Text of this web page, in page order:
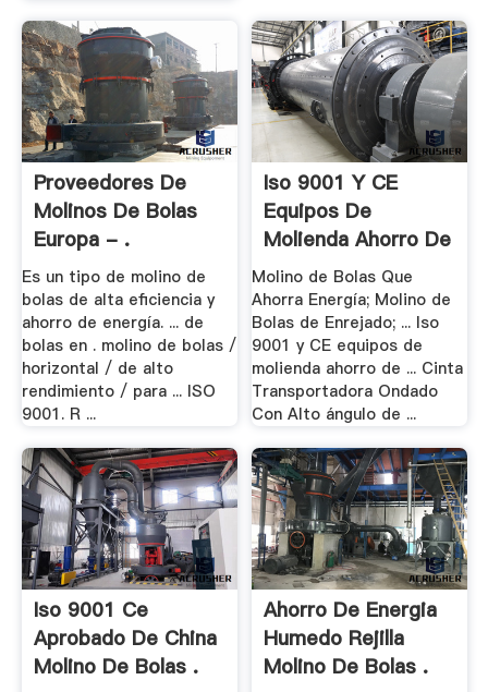
Proveedores De
Molinos De Bolas
Europa - .
Es un tipo de molino de
bolas de alta eficiencia y
ahorro de energía. ... de
bolas en . molino de bolas /
horizontal / de alto
rendimiento / para ... ISO
9001. R ...
Iso 9001 Y CE
Equipos De
Molienda Ahorro De
.
Molino de Bolas Que
Ahorra Energía; Molino de
Bolas de Enrejado; ... Iso
9001 y CE equipos de
molienda ahorro de ... Cinta
Transportadora Ondado
Con Alto ángulo de ...
Iso 9001 Ce
Aprobado De China
Molino De Bolas .
Ahorro De Energia
Humedo Rejilla
Molino De Bolas .